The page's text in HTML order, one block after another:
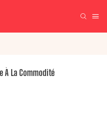
À La Commodité